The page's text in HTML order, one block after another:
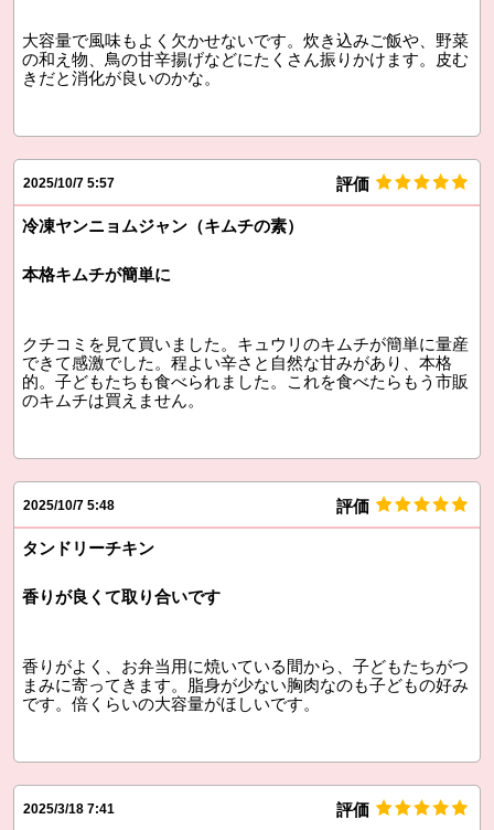
大容量で風味もよく欠かせないです。炊き込みご飯や、野菜
の和え物、鳥の甘辛揚げなどにたくさん振りかけます。皮む
きだと消化が良いのかな。
2025/10/7 5:57 評価
冷凍ヤンニョムジャン（キムチの素）
本格キムチが簡単に
クチコミを見て買いました。キュウリのキムチが簡単に量産
できて感激でした。程よい辛さと自然な甘みがあり、本格
的。子どもたちも食べられました。これを食べたらもう市販
のキムチは買えません。
2025/10/7 5:48 評価
タンドリーチキン
香りが良くて取り合いです
香りがよく、お弁当用に焼いている間から、子どもたちがつ
まみに寄ってきます。脂身が少ない胸肉なのも子どもの好み
です。倍くらいの大容量がほしいです。
2025/3/18 7:41 評価